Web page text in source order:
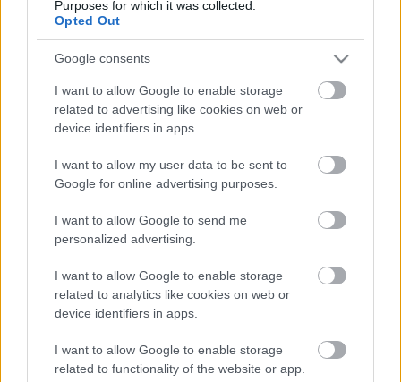
Purposes for which it was collected.
Opted Out
Google consents
I want to allow Google to enable storage
related to advertising like cookies on web or
device identifiers in apps.
I want to allow my user data to be sent to
Google for online advertising purposes.
I want to allow Google to send me
personalized advertising.
I want to allow Google to enable storage
related to analytics like cookies on web or
device identifiers in apps.
I want to allow Google to enable storage
related to functionality of the website or app.
A kérdésre, vajon a függetlenek tudnak ezen
változtatni,Pintér Bélaígy felelt: "Nekünk jó
előadásokat kell csinálni." Véleménye szerint lehet
kultúrpolitikai lobbikba kezdeni, de értelme
igazából nincs. "Vidnyánszky Attila– aki ennek a
dolognak az értelmi szerzője– akkora hatalommal
bír per pillanat, hogy mozdíthatatlan a státuszában,
és abban az elhatározásában is, hogy a
függetleneket félre kell állítani, vagy jó esetben
olvadjanak be a kőszínházba. Ez egy nyilvánvaló
hülyeség, az az önállóságot, a szabadságot tenné
tönkre" - szögezte le.
Pintéra pályázati helyzetről is szót ejtett: "Idén
legalább kiírták a pályázatot. Tavaly volt egy
megítélt támogatásunk, de szeptemberben volt két
komolyan felmerült annak a lehetősége, hogy nem
adják oda pénzt. Magyarán a kormány nem vállal